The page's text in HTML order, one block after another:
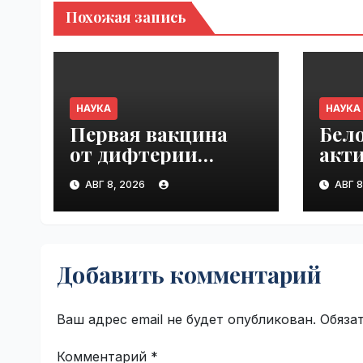
Похожая запись
НАУКА
Первая вакцина
от дифтерии
и столбняка
с хранением без
холодильника
VseTime.ru
АВГ 8, 2026
НАУКА
поАВГ
Добавить комментарий
Ваш адрес email не будет опубликован.
Комментарий *